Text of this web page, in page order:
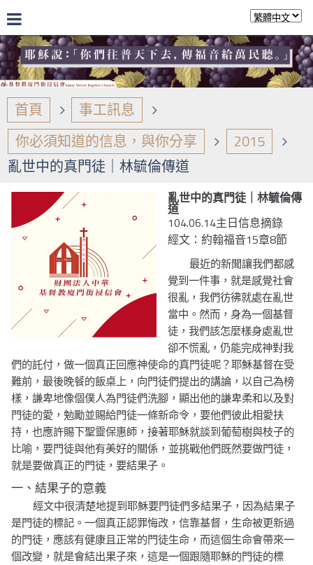
首頁
事工訊息
你必須知道的信息，與你分享
2015
亂世中的真門徒｜林毓倫傳道
亂世中的真門徒｜林毓倫傳
道
104.06.14主日信息摘錄
經文：約翰福音15章8節
最近的新聞讓我們都感
覺到一件事，就是感覺社會
很亂，我們彷彿就處在亂世
當中。然而，身為一個基督
徒，我們該怎麼樣身處亂世
卻不慌亂，仍能完成神對我
們的託付，做一個真正回應神使命的真門徒呢？耶穌基督在受
難前，最後晚餐的飯桌上，向門徒們提出的講論，以自己為榜
樣，謙卑地像個僕人為門徒們洗腳，顯出他的謙卑柔和以及對
門徒的愛，勉勵並賜給門徒一條新命令，要他們彼此相愛扶
持，也應許賜下聖靈保惠師，接著耶穌就談到葡萄樹與枝子的
比喻，要門徒與他有美好的關係，並挑戰他們既然要做門徒，
就是要做真正的門徒，要結果子。
一、結果子的意義
經文中很清楚地提到耶穌要門徒們多結果子，因為結果子
是門徒的標記。一個真正認罪悔改，信靠基督，生命被更新過
的門徒，應該有健康且正常的門徒生命，而這個生命會帶來一
個改變，就是會結出果子來，這是一個跟隨耶穌的門徒的標